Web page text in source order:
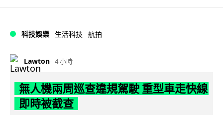
科技娛樂 生活科技 航拍
Lawton 4 小時
無人機兩周巡查違規駕駛 重型車走快線
即時被截查